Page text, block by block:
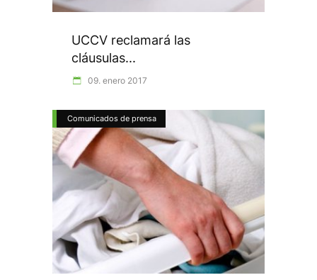
UCCV reclamará las
cláusulas...
09. enero 2017
Comunicados de prensa